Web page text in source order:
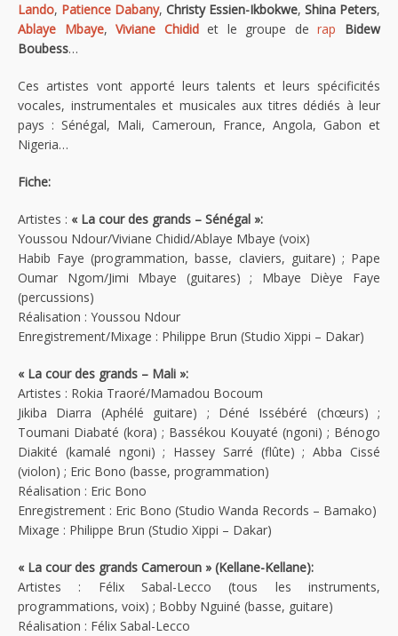
Lando, Patience Dabany, Christy Essien-Ikbokwe, Shina Peters,
Ablaye Mbaye,Viviane Chididet le groupe derap
Bidew
Boubess…
Ces artistes vont apporté leurs talents et leurs spécificités
vocales, instrumentales et musicales aux titres dédiés à leur
pays : Sénégal, Mali, Cameroun, France, Angola, Gabon et
Nigeria…
Fiche:
Artistes : « La cour des grands – Sénégal »:
Youssou Ndour/Viviane Chidid/Ablaye Mbaye (voix)
Habib Faye (programmation, basse, claviers, guitare) ; Pape
Oumar Ngom/Jimi Mbaye (guitares) ; Mbaye Dièye Faye
(percussions)
Réalisation : Youssou Ndour
Enregistrement/Mixage : Philippe Brun (Studio Xippi – Dakar)
« La cour des grands – Mali »:
Artistes : Rokia Traoré/Mamadou Bocoum
Jikiba Diarra (Aphélé guitare) ; Déné Issébéré (chœurs) ;
Toumani Diabaté (kora) ; Bassékou Kouyaté (ngoni) ; Bénogo
Diakité (kamalé ngoni) ; Hassey Sarré (flûte) ; Abba Cissé
(violon) ; Eric Bono (basse, programmation)
Réalisation : Eric Bono
Enregistrement : Eric Bono (Studio Wanda Records – Bamako)
Mixage : Philippe Brun (Studio Xippi – Dakar)
« La cour des grands Cameroun » (Kellane-Kellane):
Artistes : Félix Sabal-Lecco (tous les instruments,
programmations, voix) ; Bobby Nguiné (basse, guitare)
Réalisation : Félix Sabal-Lecco